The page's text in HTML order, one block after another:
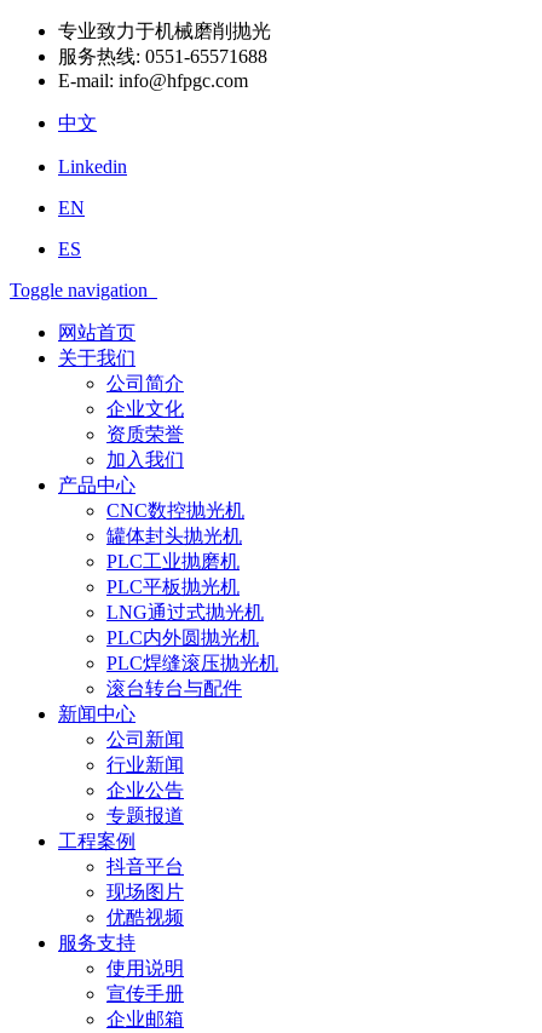
专业致力于机械磨削抛光
服务热线: 0551-65571688
E-mail: info@hfpgc.com
中文
Linkedin
EN
ES
Toggle navigation
网站首页
关于我们
公司简介
企业文化
资质荣誉
加入我们
产品中心
CNC数控抛光机
罐体封头抛光机
PLC工业抛磨机
PLC平板抛光机
LNG通过式抛光机
PLC内外圆抛光机
PLC焊缝滚压抛光机
滚台转台与配件
新闻中心
公司新闻
行业新闻
企业公告
专题报道
工程案例
抖音平台
现场图片
优酷视频
服务支持
使用说明
宣传手册
企业邮箱